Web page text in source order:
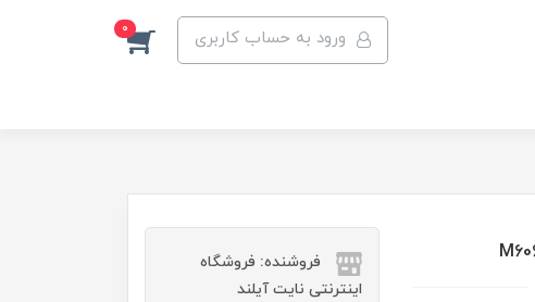
ورود به حساب کاربری 0
فروشنده: فروشگاه
اینترنتی نایت آیلند